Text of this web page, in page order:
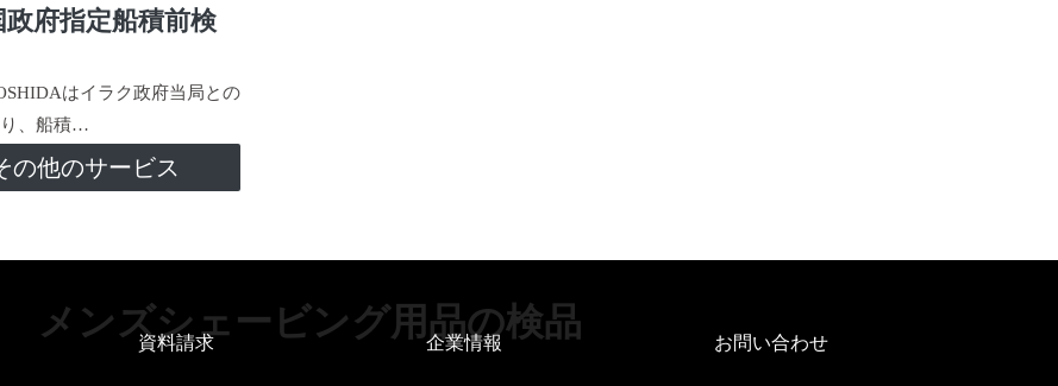
政府指定船積前検
はイラク政府当局との
、船積…
の他のサービス
メンズシェービング用品の検品
資料請求 企業情報 お問い合わせ